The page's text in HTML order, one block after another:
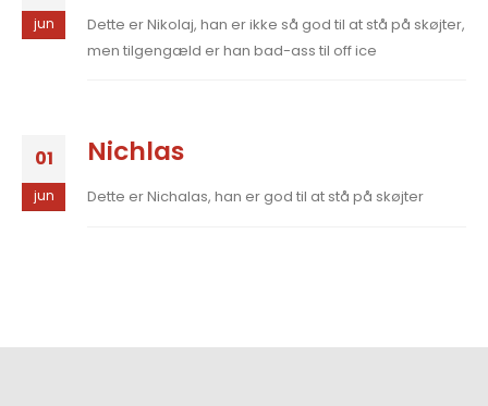
jun
Dette er Nikolaj, han er ikke så god til at stå på skøjter,
men tilgengæld er han bad-ass til off ice
01
jun
Nichlas
Dette er Nichalas, han er god til at stå på skøjter